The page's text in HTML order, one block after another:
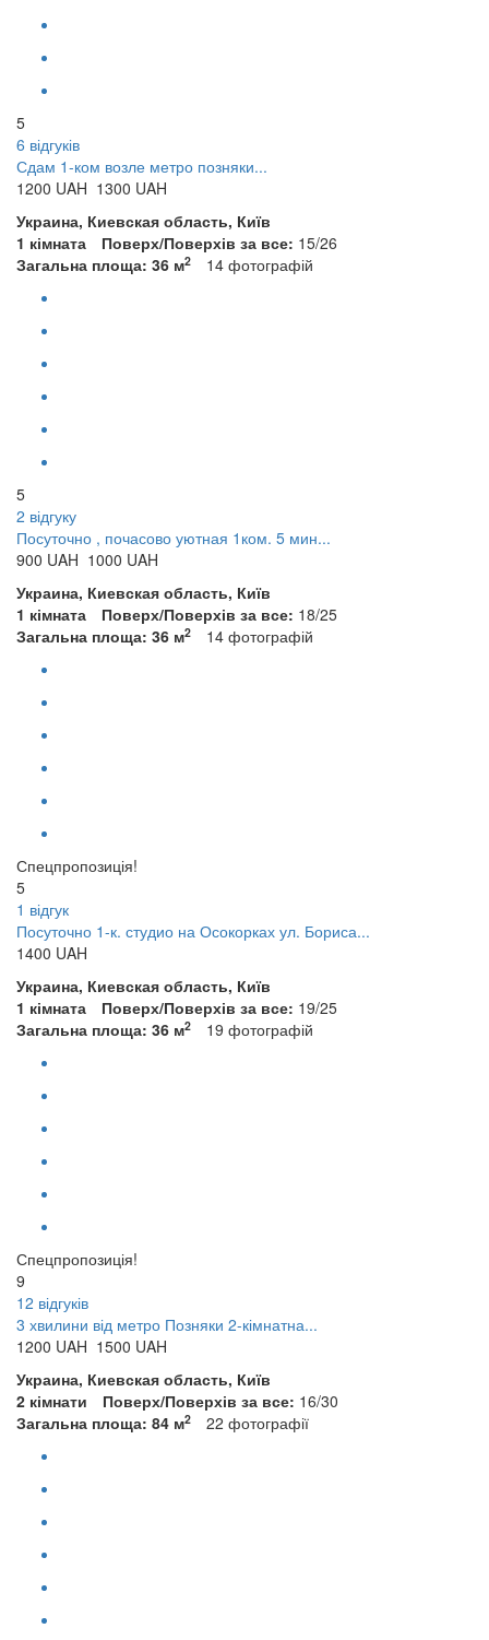
5
6 відгуків
Сдам 1-ком возле метро позняки...
1200 UAH 1300 UAH
Украина, Киевская область, Київ
1 кімната
Поверх/Поверхів за все: 15/26
Загальна площа: 36 м2 14 фотографій
5
2 відгуку
Посуточно , почасово уютная 1ком. 5 мин...
900 UAH 1000 UAH
Украина, Киевская область, Київ
1 кімната
Поверх/Поверхів за все: 18/25
Загальна площа: 36 м2 14 фотографій
Спецпропозиція!
5
1 відгук
Посуточно 1-к. студио на Осокорках ул. Бориса...
1400 UAH
Украина, Киевская область, Київ
1 кімната
Поверх/Поверхів за все: 19/25
Загальна площа: 36 м2 19 фотографій
Спецпропозиція!
9
12 відгуків
3 хвилини від метро Позняки 2-кімнатна...
1200 UAH 1500 UAH
Украина, Киевская область, Київ
2 кімнати
Поверх/Поверхів за все: 16/30
Загальна площа: 84 м2 22 фотографії